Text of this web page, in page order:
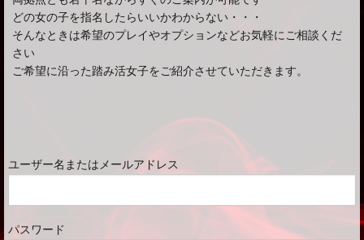
どの女の子を指名したらいいかわからない・・・
そんなときは希望のプレイやオプションなどお気軽にご相談くだ
さい
ご希望に沿った踏み活女子をご紹介させていただきます。
ユーザー名またはメールアドレス
パスワード